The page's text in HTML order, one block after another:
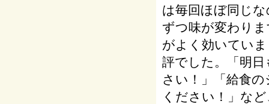
は毎回ほぼ同じ
ずつ味が変わり
がよく効いてい
評でした。「明
さい！」「給食
ください！」な